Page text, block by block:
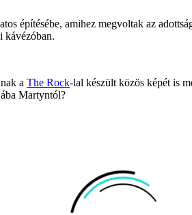
építésébe, amihez megvoltak az
kávézóban.
a The Rock-lal készült közös képét is
Martyntól?